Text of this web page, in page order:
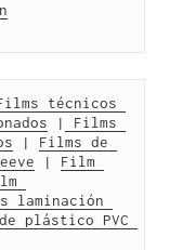
técnicos
|
Films
| Films de
| Film
laminación
plástico PVC